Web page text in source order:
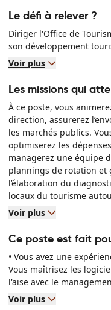
Le défi à relever ?
Diriger l'Office de
son développement
Voir plus
Les missions qui
À ce poste, vous
direction, assurerez
les marchés publics.
optimiserez les
managerez une équipe
plannings de rotation et
l’élaboration du
locaux du tourisme
assurerez la saisie des
régulière des situations
Voir plus
Ce poste est fait
• Vous avez une
Vous maîtrisez les
l'aise avec le
Voir plus